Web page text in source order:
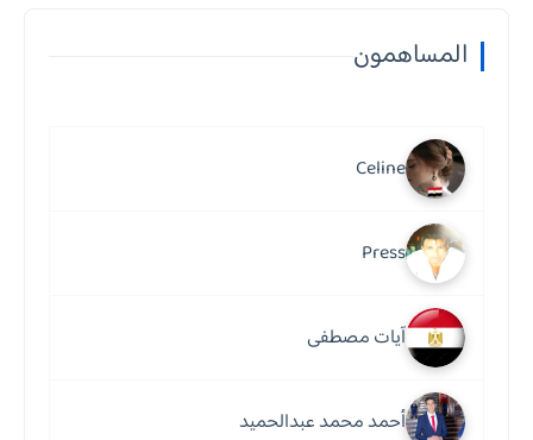
المساهمون
Celine
Press
آيات مصطفى
أحمد محمد عبدالحميد